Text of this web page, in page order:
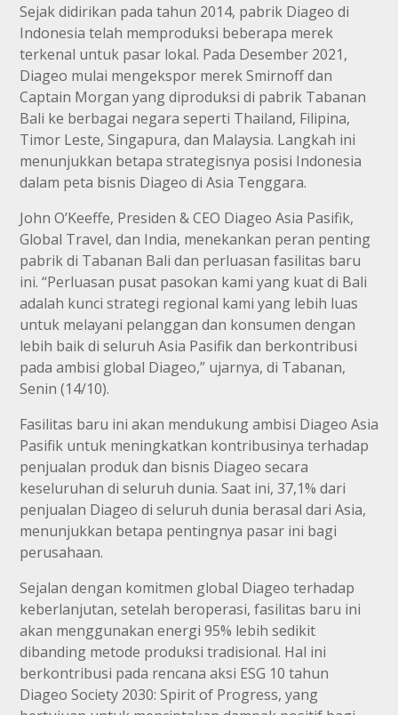
Sejak didirikan pada tahun 2014, pabrik Diageo di
Indonesia telah memproduksi beberapa merek
terkenal untuk pasar lokal. Pada Desember 2021,
Diageo mulai mengekspor merek Smirnoff dan
Captain Morgan yang diproduksi di pabrik Tabanan
Bali ke berbagai negara seperti Thailand, Filipina,
Timor Leste, Singapura, dan Malaysia. Langkah ini
menunjukkan betapa strategisnya posisi Indonesia
dalam peta bisnis Diageo di Asia Tenggara.
John O’Keeffe, Presiden & CEO Diageo Asia Pasifik,
Global Travel, dan India, menekankan peran penting
pabrik di Tabanan Bali dan perluasan fasilitas baru
ini. “Perluasan pusat pasokan kami yang kuat di Bali
adalah kunci strategi regional kami yang lebih luas
untuk melayani pelanggan dan konsumen dengan
lebih baik di seluruh Asia Pasifik dan berkontribusi
pada ambisi global Diageo,” ujarnya, di Tabanan,
Senin (14/10).
Fasilitas baru ini akan mendukung ambisi Diageo Asia
Pasifik untuk meningkatkan kontribusinya terhadap
penjualan produk dan bisnis Diageo secara
keseluruhan di seluruh dunia. Saat ini, 37,1% dari
penjualan Diageo di seluruh dunia berasal dari Asia,
menunjukkan betapa pentingnya pasar ini bagi
perusahaan.
Sejalan dengan komitmen global Diageo terhadap
keberlanjutan, setelah beroperasi, fasilitas baru ini
akan menggunakan energi 95% lebih sedikit
dibanding metode produksi tradisional. Hal ini
berkontribusi pada rencana aksi ESG 10 tahun
Diageo Society 2030: Spirit of Progress, yang